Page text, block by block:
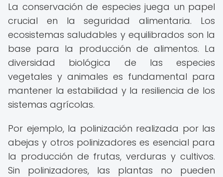
La conservación de especies juega un papel
crucial en la seguridad alimentaria. Los
ecosistemas saludables y equilibrados son la
base para la producción de alimentos. La
diversidad biológica de las especies
vegetales y animales es fundamental para
mantener la estabilidad y la resiliencia de los
sistemas agrícolas.
Por ejemplo, la polinización realizada por las
abejas y otros polinizadores es esencial para
la producción de frutas, verduras y cultivos.
Sin polinizadores, las plantas no pueden